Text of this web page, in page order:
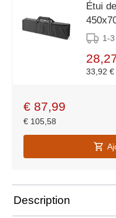
Étui
1-
33,92 €
€ 87,99
€ 105,58
Description